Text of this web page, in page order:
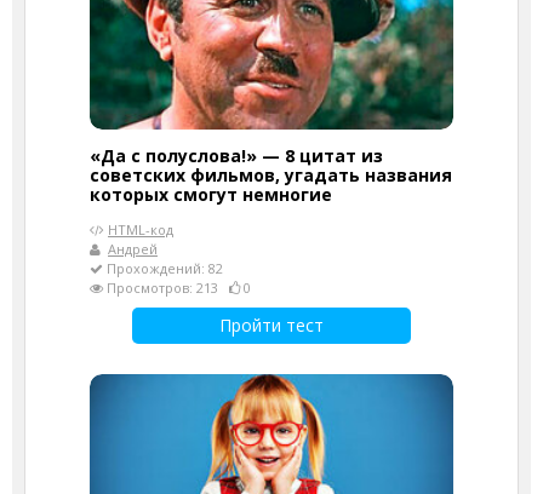
«Да с полуслова!» — 8 цитат из
советских фильмов, угадать названия
которых смогут немногие
HTML-код
Андрей
Прохождений: 82
Просмотров: 213
0
Пройти тест